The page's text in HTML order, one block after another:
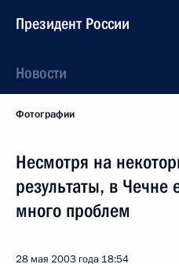
Президент России
Новости
Фотографии
Несмотря на
результаты, в Чечне
много проблем
28 мая 2003 года 18:54